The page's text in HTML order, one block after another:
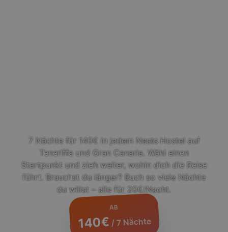
7 Nächte für 140€ in jedem Nests Hostel auf
Teneriffa und Gran Canaria. Wähl einen
Startpunkt und zieh weiter, wohin dich die Reise
führt. Brauchst du länger? Buch so viele Nächte
du willst – alle für 20€/Nacht.
AB
140€ / 7 Nächte